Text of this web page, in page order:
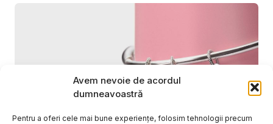
Avem nevoie de acordul
dumneavoastră
Pentru a oferi cele mai bune experiențe, folosim tehnologii precum